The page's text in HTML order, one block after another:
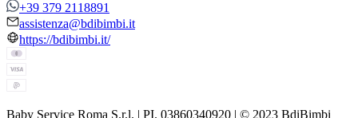
+39 379 2118891
assistenza@bdibimbi.it
https://bdibimbi.it/
Baby Service Roma S.r.l. | PI. 03860340920 | © 2023 BdiBimbi